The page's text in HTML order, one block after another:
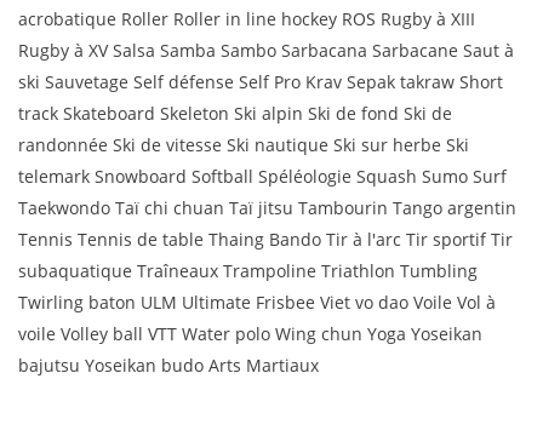
acrobatique Roller Roller in line hockey ROS Rugby à XIII
Rugby à XV Salsa Samba Sambo Sarbacana Sarbacane Saut à
ski Sauvetage Self défense Self Pro Krav Sepak takraw Short
track Skateboard Skeleton Ski alpin Ski de fond Ski de
randonnée Ski de vitesse Ski nautique Ski sur herbe Ski
telemark Snowboard Softball Spéléologie Squash Sumo Surf
Taekwondo Taï chi chuan Taï jitsu Tambourin Tango argentin
Tennis Tennis de table Thaing Bando Tir à l'arc Tir sportif Tir
subaquatique Traîneaux Trampoline Triathlon Tumbling
Twirling baton ULM Ultimate Frisbee Viet vo dao Voile Vol à
voile Volley ball VTT Water polo Wing chun Yoga Yoseikan
bajutsu Yoseikan budo Arts Martiaux